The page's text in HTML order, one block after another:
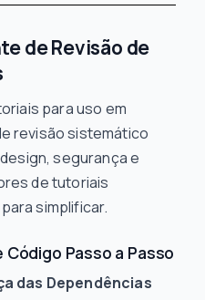
de Revisão de
para uso em
revisão sistemático
segurança e
de tutoriais
simplificar.
Passo a Passo
das Dependências